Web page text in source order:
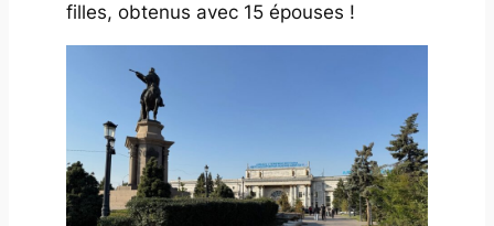
filles, obtenus avec 15 épouses !